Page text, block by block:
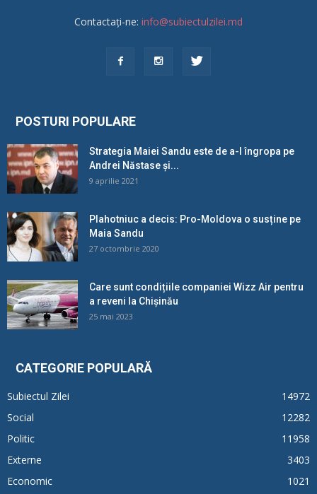
Contactați-ne: info@subiectulzilei.md
POSTURI POPULARE
Strategia Maiei Sandu este de a-l îngropa pe
Andrei Năstase și...
9 aprilie 2021
Plahotniuc a decis: Pro-Moldova o susține pe
Maia Sandu
27 octombrie 2020
Care sunt condițiile companiei Wizz Air pentru
a reveni la Chișinău
25 mai 2023
CATEGORIE POPULARĂ
Subiectul Zilei
14972
Social
12282
Politic
11958
Externe
3403
Economic
1021